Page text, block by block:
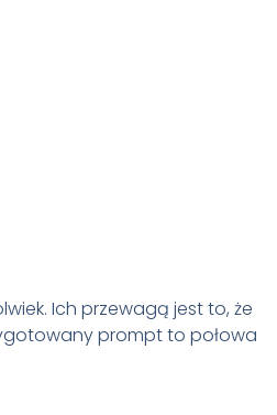
Ich przewagą jest to, że
prompt to połowa